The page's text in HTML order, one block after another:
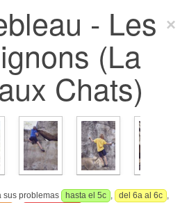
- Les
(La
Chats)
sus problemas hasta el 5c , del 6a al 6c ,